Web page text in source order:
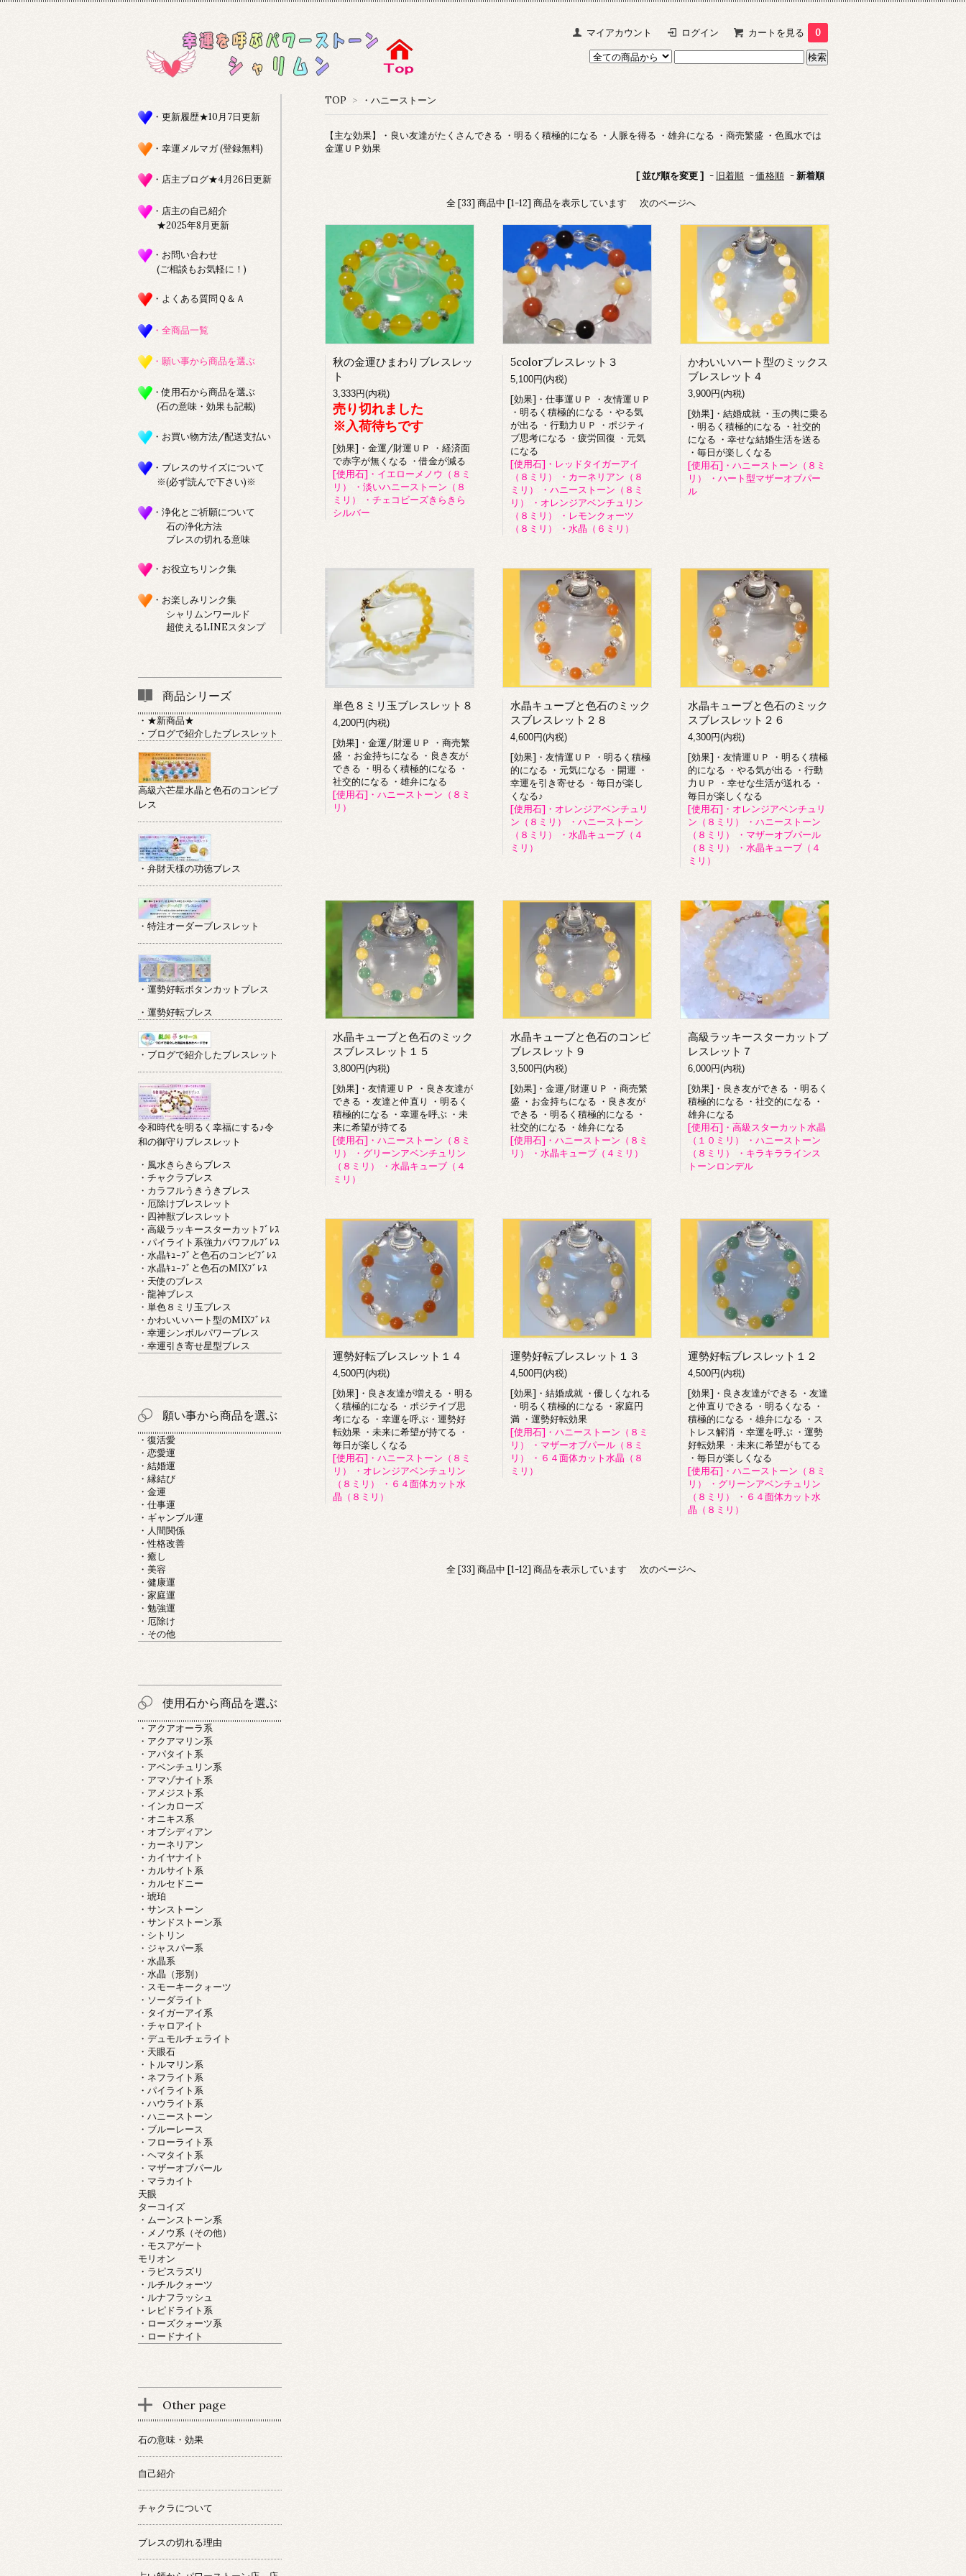
マイアカウント ログイン カートを見る 0
TOP > ・ハニーストーン
【主な効果】・良い友達がたくさんできる ・明るく積極的になる ・人脈を得る ・雄弁になる ・商売繁盛 ・色風水では
金運ＵＰ効果
[ 並び順を変更 ] - 旧着順 -価格順 -新着順
全 [33] 商品中 [1-12] 商品を表示しています 次のページへ
秋の金運ひまわりブレスレッ
ト
3,333円(内税)
売り切れました
※入荷待ちです
[効果]・金運/財運ＵＰ ・経済面
で赤字が無くなる ・借金が減る
[使用石]・イエローメノウ（８ミ
リ） ・淡いハニーストーン（８
ミリ） ・チェコビーズきらきら
シルバー
5colorブレスレット３
5,100円(内税)
[効果]・仕事運ＵＰ ・友情運ＵＰ
・明るく積極的になる ・やる気
が出る ・行動力ＵＰ ・ポジティ
ブ思考になる ・疲労回復 ・元気
になる
[使用石]・レッドタイガーアイ
（８ミリ） ・カーネリアン（８
ミリ） ・ハニーストーン（８ミ
リ） ・オレンジアベンチュリン
（８ミリ） ・レモンクォーツ
（８ミリ） ・水晶（６ミリ）
かわいいハート型のミックス
ブレスレット４
3,900円(内税)
[効果]・結婚成就 ・玉の輿に乗る
・明るく積極的になる ・社交的
になる ・幸せな結婚生活を送る
・毎日が楽しくなる
[使用石]・ハニーストーン（８ミ
リ） ・ハート型マザーオブパー
ル
単色８ミリ玉ブレスレット８
4,200円(内税)
[効果]・金運/財運ＵＰ ・商売繁
盛 ・お金持ちになる ・良き友が
できる ・明るく積極的になる ・
社交的になる ・雄弁になる
[使用石]・ハニーストーン（８ミ
リ）
水晶キューブと色石のミック
スブレスレット２８
4,600円(内税)
[効果]・友情運ＵＰ ・明るく積極
的になる ・元気になる ・開運 ・
幸運を引き寄せる ・毎日が楽し
くなる♪
[使用石]・オレンジアベンチュリ
ン（８ミリ） ・ハニーストーン
（８ミリ） ・水晶キューブ（４
ミリ）
水晶キューブと色石のミック
スブレスレット２６
4,300円(内税)
[効果]・友情運ＵＰ ・明るく積極
的になる ・やる気が出る ・行動
力ＵＰ ・幸せな生活が送れる ・
毎日が楽しくなる
[使用石]・オレンジアベンチュリ
ン（８ミリ） ・ハニーストーン
（８ミリ） ・マザーオブパール
（８ミリ） ・水晶キューブ（４
ミリ）
水晶キューブと色石のミック
スブレスレット１５
3,800円(内税)
[効果]・友情運ＵＰ ・良き友達が
できる ・友達と仲直り ・明るく
積極的になる ・幸運を呼ぶ ・未
来に希望が持てる
[使用石]・ハニーストーン（８ミ
リ） ・グリーンアベンチュリン
（８ミリ） ・水晶キューブ（４
ミリ）
水晶キューブと色石のコンビ
ブレスレット９
3,500円(内税)
[効果]・金運/財運ＵＰ ・商売繁
盛 ・お金持ちになる ・良き友が
できる ・明るく積極的になる ・
社交的になる ・雄弁になる
[使用石]・ハニーストーン（８ミ
リ） ・水晶キューブ（４ミリ）
高級ラッキースターカットブ
レスレット７
6,000円(内税)
[効果]・良き友ができる ・明るく
積極的になる ・社交的になる ・
雄弁になる
[使用石]・高級スターカット水晶
（１０ミリ） ・ハニーストーン
（８ミリ） ・キラキララインス
トーンロンデル
運勢好転ブレスレット１４
4,500円(内税)
[効果]・良き友達が増える ・明る
く積極的になる ・ポジテイブ思
考になる ・幸運を呼ぶ・運勢好
転効果 ・未来に希望が持てる ・
毎日が楽しくなる
[使用石]・ハニーストーン（８ミ
リ） ・オレンジアベンチュリン
（８ミリ） ・６４面体カット水
晶（８ミリ）
運勢好転ブレスレット１３
4,500円(内税)
[効果]・結婚成就 ・優しくなれる
・明るく積極的になる ・家庭円
満 ・運勢好転効果
[使用石]・ハニーストーン（８ミ
リ） ・マザーオブパール（８ミ
リ） ・６４面体カット水晶（８
ミリ）
運勢好転ブレスレット１２
4,500円(内税)
[効果]・良き友達ができる ・友達
と仲直りできる ・明るくなる ・
積極的になる ・雄弁になる ・ス
トレス解消 ・幸運を呼ぶ ・運勢
好転効果 ・未来に希望がもてる
・毎日が楽しくなる
[使用石]・ハニーストーン（８ミ
リ） ・グリーンアベンチュリン
（８ミリ） ・６４面体カット水
晶（８ミリ）
全 [33] 商品中 [1-12] 商品を表示しています 次のページへ
・更新履歴★10月7日更新
・幸運メルマガ (登録無料)
・店主ブログ★4月26日更新
・店主の自己紹介
★2025年8月更新
・お問い合わせ
(ご相談もお気軽に！)
・よくある質問Ｑ＆Ａ
・全商品一覧
・願い事から商品を選ぶ
・使用石から商品を選ぶ
(石の意味・効果も記載)
・お買い物方法/配送支払い
・ブレスのサイズについて
※(必ず読んで下さい)※
・浄化とご祈願について
石の浄化方法
ブレスの切れる意味
・お役立ちリンク集
・お楽しみリンク集
シャリムンワールド
超使えるLINEスタンプ
商品シリーズ
・★新商品★
・ブログで紹介したブレスレット
高級六芒星水晶と色石のコンビブ
レス
・弁財天様の功徳ブレス
・特注オーダーブレスレット
・運勢好転ボタンカットブレス
・運勢好転ブレス
・ブログで紹介したブレスレット
令和時代を明るく幸福にする♪令
和の御守りブレスレット
・風水きらきらブレス
・チャクラブレス
・カラフルうきうきブレス
・厄除けブレスレット
・四神獣ブレスレット
・高級ラッキースターカットﾌﾞﾚｽ
・パイライト系強力パワフルﾌﾞﾚｽ
・水晶ｷｭｰﾌﾞと色石のコンビﾌﾞﾚｽ
・水晶ｷｭｰﾌﾞと色石のMIXﾌﾞﾚｽ
・天使のブレス
・龍神ブレス
・単色８ミリ玉ブレス
・かわいいハート型のMIXﾌﾞﾚｽ
・幸運シンボルパワーブレス
・幸運引き寄せ星型ブレス
願い事から商品を選ぶ
・復活愛
・恋愛運
・結婚運
・縁結び
・金運
・仕事運
・ギャンブル運
・人間関係
・性格改善
・癒し
・美容
・健康運
・家庭運
・勉強運
・厄除け
・その他
使用石から商品を選ぶ
・アクアオーラ系
・アクアマリン系
・アパタイト系
・アベンチュリン系
・アマゾナイト系
・アメジスト系
・インカローズ
・オニキス系
・オブシディアン
・カーネリアン
・カイヤナイト
・カルサイト系
・カルセドニー
・琥珀
・サンストーン
・サンドストーン系
・シトリン
・ジャスパー系
・水晶系
・水晶（形別）
・スモーキークォーツ
・ソーダライト
・タイガーアイ系
・チャロアイト
・デュモルチェライト
・天眼石
・トルマリン系
・ネフライト系
・パイライト系
・ハウライト系
・ハニーストーン
・ブルーレース
・フローライト系
・ヘマタイト系
・マザーオブパール
・マラカイト
天眼
ターコイズ
・ムーンストーン系
・メノウ系（その他）
・モスアゲート
モリオン
・ラピスラズリ
・ルチルクォーツ
・ルナフラッシュ
・レピドライト系
・ローズクォーツ系
・ロードナイト
Other page
石の意味・効果
自己紹介
チャクラについて
ブレスの切れる理由